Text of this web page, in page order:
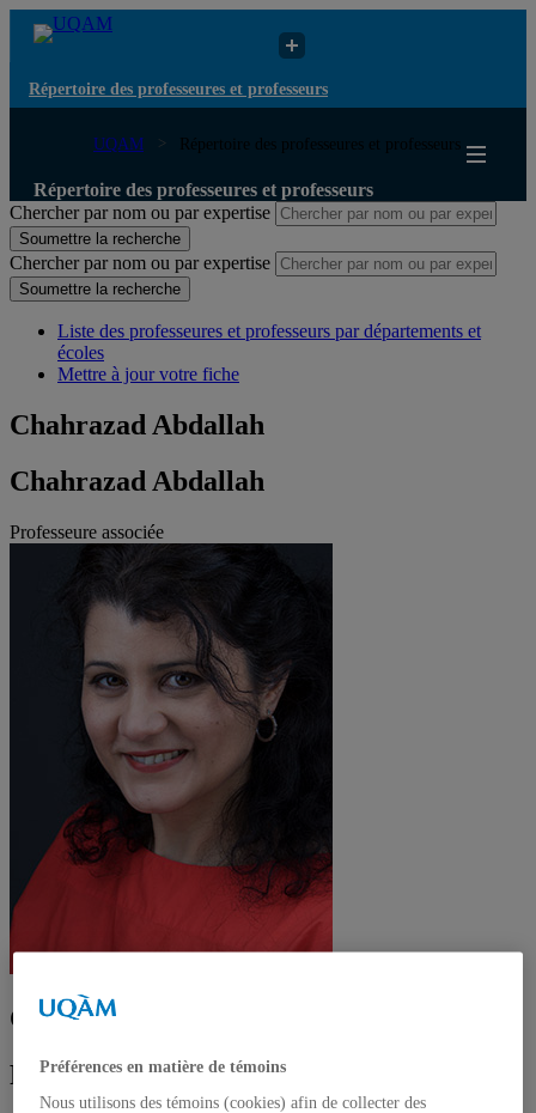
Répertoire des professeures et professeurs
UQAM Répertoire des professeures et professeurs
Répertoire des professeures et professeurs
Chercher par nom ou par expertise
Soumettre la recherche
Chercher par nom ou par expertise
Soumettre la recherche
Liste des professeures et professeurs par départements et
écoles
Mettre à jour votre fiche
Chahrazad Abdallah
Chahrazad Abdallah
Professeure associée
Chahrazad Abdallah
Professeure associée
Préférences en matière de témoins
Nous utilisons des témoins (cookies) afin de collecter des